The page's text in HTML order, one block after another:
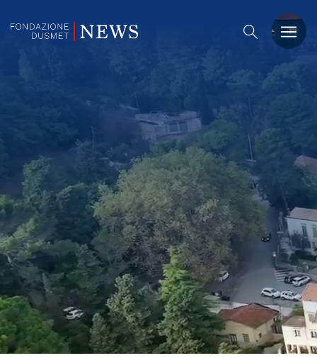
PREMIO DUSMET
FORMAZIONE
OSSERVATORIO
EVENTI
NOTIZIE
CHI SIAMO
CONTATTACI